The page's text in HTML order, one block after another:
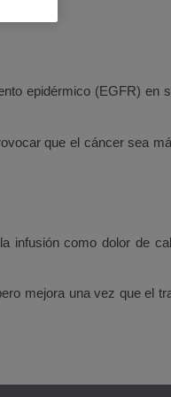
epidérmico (EGFR) en
que el cáncer sea
infusión como dolor de
mejora una vez que el